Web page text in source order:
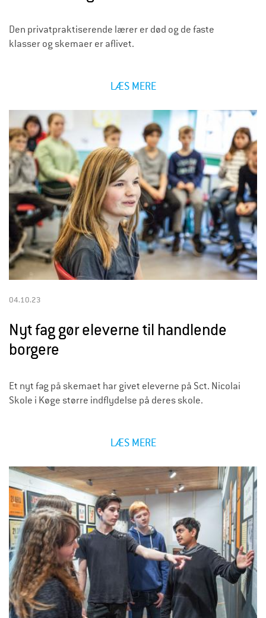
Den privatpraktiserende lærer er død og de faste
klasser og skemaer er aflivet.
LÆS MERE
04.10.23
Nyt fag gør eleverne til handlende
borgere
Et nyt fag på skemaet har givet eleverne på Sct. Nicolai
Skole i Køge større indflydelse på deres skole.
LÆS MERE